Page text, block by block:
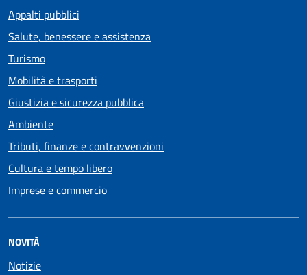
Appalti pubblici
Salute, benessere e assistenza
Turismo
Mobilità e trasporti
Giustizia e sicurezza pubblica
Ambiente
Tributi, finanze e contravvenzioni
Cultura e tempo libero
Imprese e commercio
NOVITÀ
Notizie